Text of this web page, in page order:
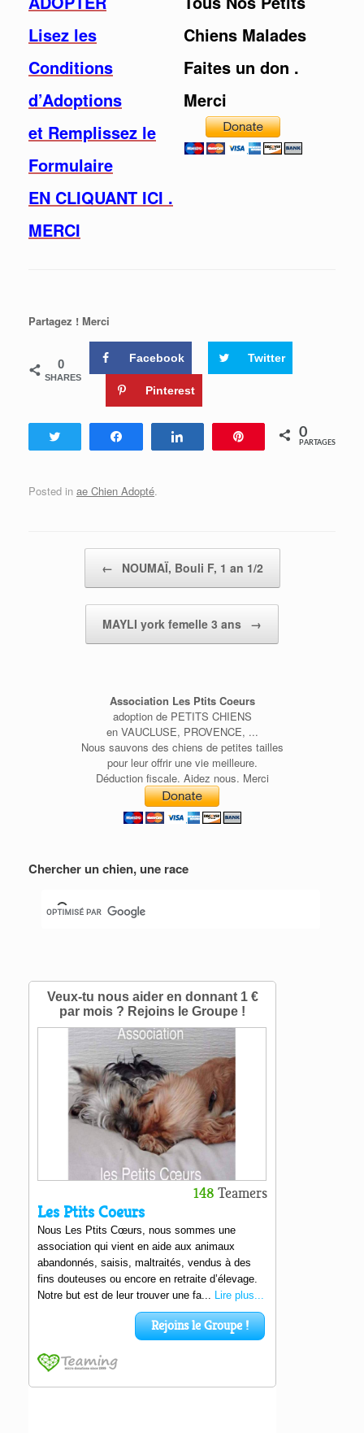
Lisez les
Conditions
d’Adoptions
et Remplissez le
Formulaire
EN CLIQUANT ICI .
MERCI
Chiens Malades
Faites un don .
Merci
Partagez ! Merci
0
SHARES
Facebook Twitter
Pinterest
Tweetez Partagez Partagez Enregistrer
0
PARTAGES
Posted in ae Chien Adopté.
← NOUMAÏ, Bouli F, 1 an 1/2
MAYLI york femelle 3 ans →
Association Les Ptits Coeurs
adoption de PETITS CHIENS
en VAUCLUSE, PROVENCE, ...
Nous sauvons des chiens de petites tailles
pour leur offrir une vie meilleure.
Déduction fiscale. Aidez nous. Merci
Chercher un chien, une race